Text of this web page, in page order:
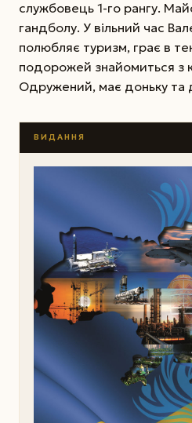
службовець 1-го рангу.
гандболу. У вільний час
полюбляє туризм, грає в
подорожей знайомиться з
Одружений, має доньку та
ВИДАННЯ